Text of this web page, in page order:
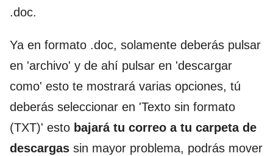
.doc.
Ya en formato .doc, solamente deberás pulsar
en 'archivo' y de ahí pulsar en 'descargar
como' esto te mostrará varias opciones, tú
deberás seleccionar en 'Texto sin formato
(TXT)' esto bajará tu correo a tu carpeta de
descargas sin mayor problema, podrás mover